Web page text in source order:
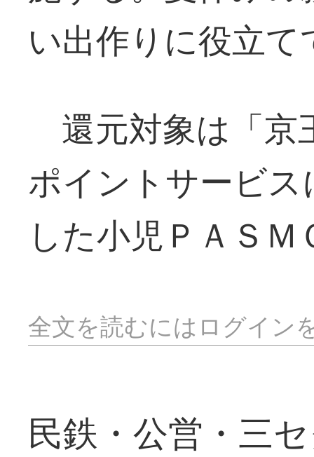
い出作りに役立
還元対象は「京
ポイントサービ
した小児ＰＡＳＭ
全文を読むにはログイン
民鉄・公営・三